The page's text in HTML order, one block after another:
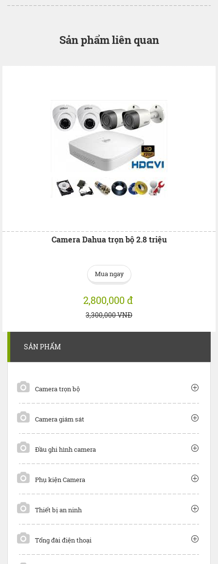
Sản phẩm liên quan
Camera Dahua trọn bộ 2.8 triệu
Mua ngay
2,800,000 đ
3,300,000 VNĐ
SẢN PHẨM
Camera trọn bộ
Camera giám sát
Đầu ghi hình camera
Phụ kiện Camera
Thiết bị an ninh
Tổng đài điện thoại